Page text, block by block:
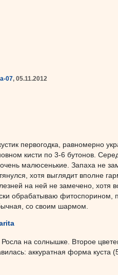
07, 05.11.2012
первогодка, равномерно
кисти по 3-6 бутонов.
малюсенькие. Запаха не
хотя выглядит вполне
на ней не замечено, хотя
обрабатываю фитоспорином,
со своим шармом.
Росла на солнышке. Второе
аккуратная форма куста